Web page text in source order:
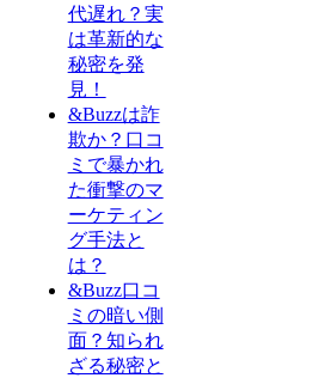
代遅れ？実
は革新的な
秘密を発
見！
&Buzzは詐
欺か？口コ
ミで暴かれ
た衝撃のマ
ーケティン
グ手法と
は？
&Buzz口コ
ミの暗い側
面？知られ
ざる秘密と